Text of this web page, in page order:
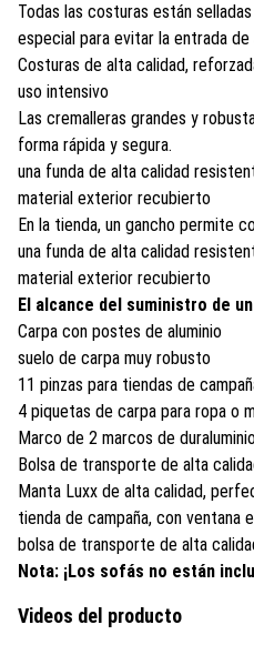
Todas las costuras están
especial para evitar la entrada de
Costuras de alta calidad,
uso intensivo
Las cremalleras grandes y
forma rápida y segura.
una funda de alta calidad
material exterior recubierto
En la tienda, un gancho permite
una funda de alta calidad
material exterior recubierto
El alcance del suministro de
Carpa con postes de aluminio
suelo de carpa muy robusto
11 pinzas para tiendas de
4 piquetas de carpa para ropa o
Marco de 2 marcos de
Bolsa de transporte de alta
Manta Luxx de alta calidad,
tienda de campaña, con ventana
bolsa de transporte de alta
Nota: ¡Los sofás no están
Videos del producto